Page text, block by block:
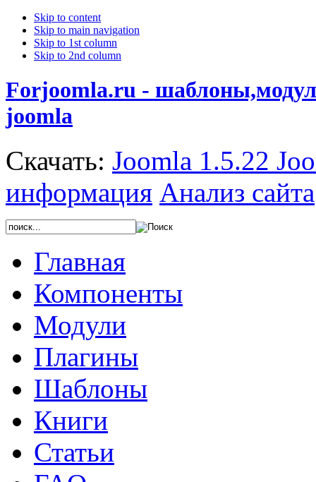
Skip to content
Skip to main navigation
Skip to 1st column
Skip to 2nd column
Forjoomla.ru -
joomla
Скачать: Joomla 1.5.22
информация Анализ сайта
Главная
Компоненты
Модули
Плагины
Шаблоны
Книги
Статьи